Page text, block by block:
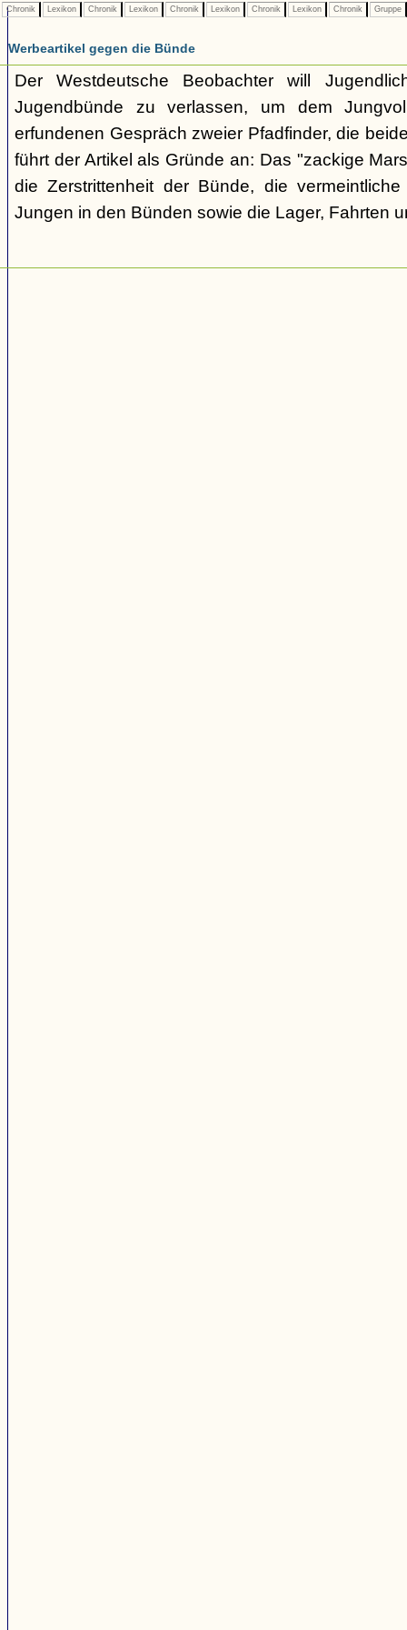
Chronik Lexikon Chronik Lexikon Chronik Lexikon Chronik Lexikon Chronik Gruppe
Werbeartikel gegen die Bünde
Der Westdeutsche Beobachter will
Jugendbünde zu verlassen, um dem
erfundenen Gespräch zweier Pfadfinder, die
führt der Artikel als Gründe an: Das "zackige
die Zerstrittenheit der Bünde, die
Jungen in den Bünden sowie die Lager, Fahrten